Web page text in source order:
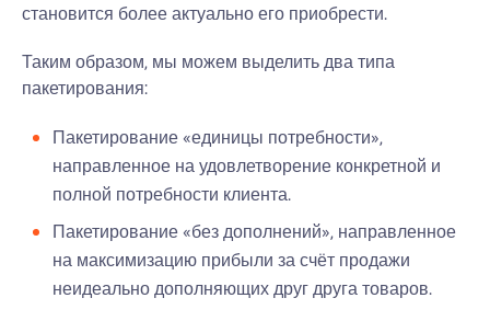
становится более актуально его приобрести.
Таким образом, мы можем выделить два типа
пакетирования:
Пакетирование «единицы потребности»,
направленное на удовлетворение конкретной и
полной потребности клиента.
Пакетирование «без дополнений», направленное
на максимизацию прибыли за счёт продажи
неидеально дополняющих друг друга товаров.